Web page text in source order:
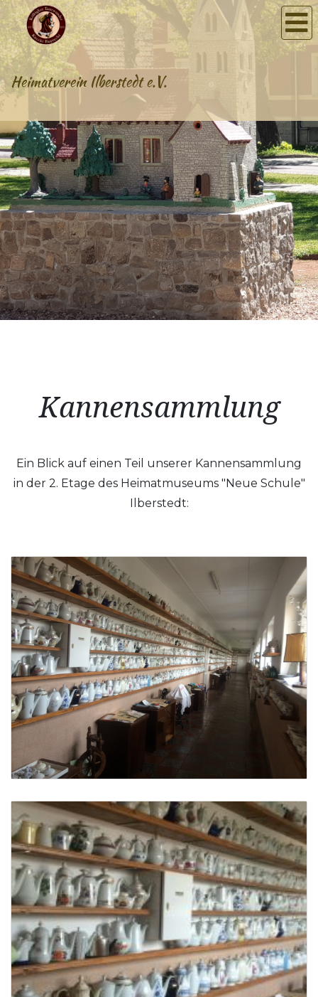
Heimatverein Ilberstedt e.V.
Kannensammlung
Ein Blick auf einen Teil unserer Kannensammlung
in der 2. Etage des Heimatmuseums "Neue Schule"
Ilberstedt: